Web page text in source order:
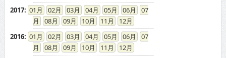
2017: 01 02 03 04 05 06
07
08
09 10 11
12
2016: 01 02 03 04 05 06
07
08
09 10 11
12